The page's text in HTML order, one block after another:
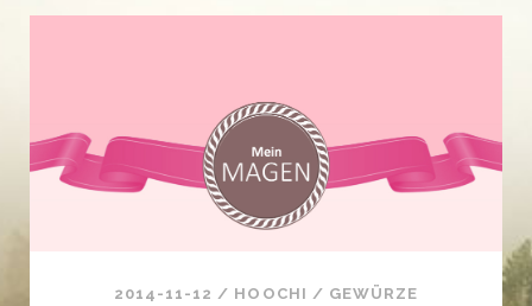
2014-11-12 / HOOCHI / GEWÜRZE